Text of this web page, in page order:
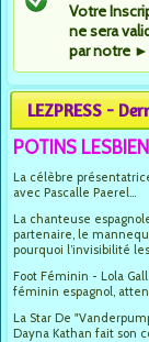
Votre
ne sera
par notre ►
LEZPRESS -
POTINS
La célèbre
avec Pascalle Paerel...
La chanteuse
partenaire, le
pourquoi l’invisibilité
Foot Féminin - Lola
féminin espagnol,
La Star De
Dayna Kathan fait son